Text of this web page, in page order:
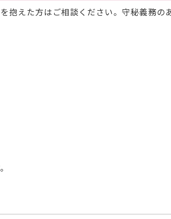
抱えた方はご相談ください。守秘義務の